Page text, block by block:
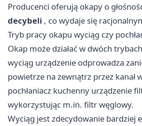
Producenci oferują okapy o
decybeli , co wydaje się
Tryb pracy okapu wyciąg czy
Okap może działać w dwóch
wyciąg urządzenie odprowadza
powietrze na zewnątrz przez kanał
pochłaniacz kuchenny urządzenie
wykorzystując m.in. filtr węglowy.
Wyciąg jest zdecydowanie bardziej